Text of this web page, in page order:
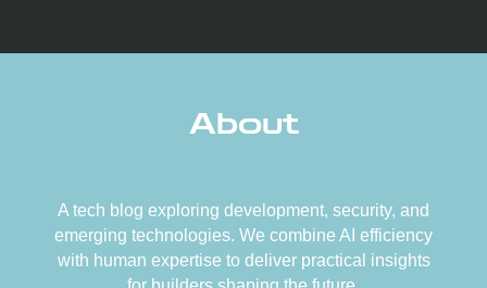
About
A tech blog exploring development, security, and
emerging technologies. We combine AI efficiency
with human expertise to deliver practical insights